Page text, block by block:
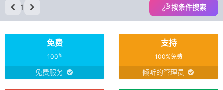
1 按条件搜索
免费
100%
免费服务
支持
100%免费
倾听的管理员